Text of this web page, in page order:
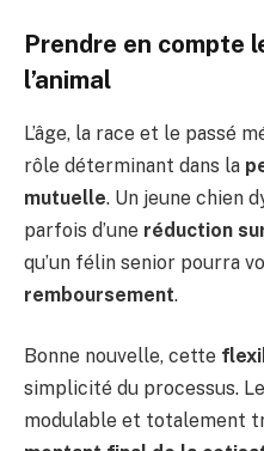
Prendre en compte
l’animal
L’âge, la race et le passé
rôle déterminant dans la
mutuelle. Un jeune chien
parfois d’une réduction
qu’un félin senior pourra
remboursement.
Bonne nouvelle, cette
simplicité du processus.
modulable et totalement